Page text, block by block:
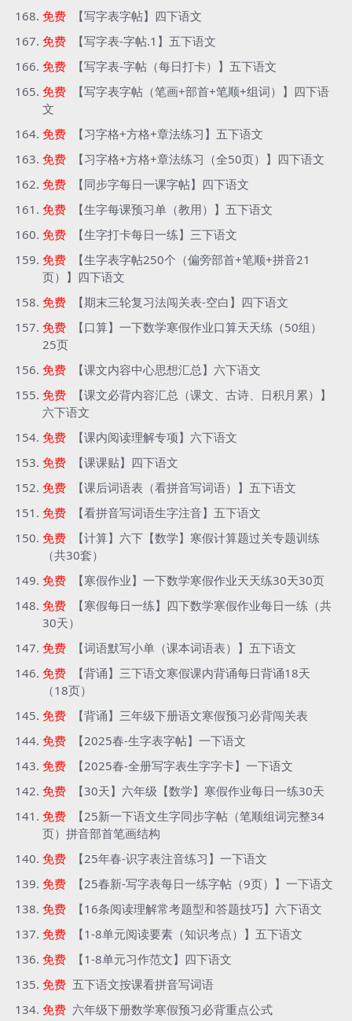
免费
【写字表字帖】四下语文
免费
【写字表-字帖.1】五下语文
免费
【写字表-字帖（每日打卡）】五下语文
免费
【写字表字帖（笔画+部首+笔顺+组词）】四下语
文
免费
【习字格+方格+章法练习】五下语文
免费
【习字格+方格+章法练习（全50页）】四下语文
免费
【同步字每日一课字帖】四下语文
免费
【生字每课预习单（教用）】五下语文
免费
【生字打卡每日一练】三下语文
免费
【生字表字帖250个（偏旁部首+笔顺+拼音21
页）】四下语文
免费
【期末三轮复习法闯关表-空白】四下语文
免费
【口算】一下数学寒假作业口算天天练（50组）
25页
免费
【课文内容中心思想汇总】六下语文
免费
【课文必背内容汇总（课文、古诗、日积月累）】
六下语文
免费
【课内阅读理解专项】六下语文
免费
【课课贴】四下语文
免费
【课后词语表（看拼音写词语）】五下语文
免费
【看拼音写词语生字注音】五下语文
免费
【计算】六下【数学】寒假计算题过关专题训练
（共30套）
免费
【寒假作业】一下数学寒假作业天天练30天30页
免费
【寒假每日一练】四下数学寒假作业每日一练（共
30天）
免费
【词语默写小单（课本词语表）】五下语文
免费
【背诵】三下语文寒假课内背诵每日背诵18天
（18页）
免费
【背诵】三年级下册语文寒假预习必背闯关表
免费
【2025春-生字表字帖】一下语文
免费
【2025春-全册写字表生字字卡】一下语文
免费
【30天】六年级【数学】寒假作业每日一练30天
免费
【25新一下语文生字同步字帖（笔顺组词完整34
页）拼音部首笔画结构
免费
【25年春-识字表注音练习】一下语文
免费
【25春新-写字表每日一练字帖（9页）】一下语文
免费
【16条阅读理解常考题型和答题技巧】六下语文
免费
【1-8单元阅读要素（知识考点）】五下语文
免费
【1-8单元习作范文】四下语文
免费 五下语文按课看拼音写词语
免费 六年级下册数学寒假预习必背重点公式